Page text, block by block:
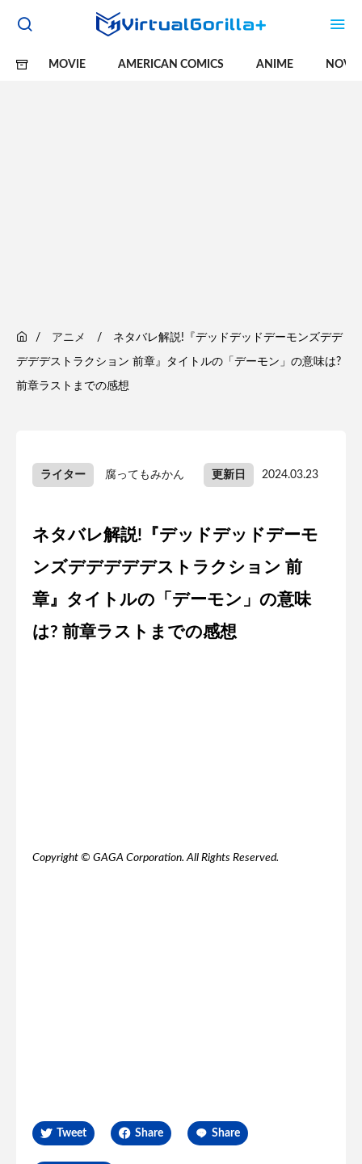
MOVIE AMERICAN COMICS ANIME
アニメ ネタバレ解説!『デッドデッドデーモンズデデ
デデデストラクション 前章』タイトルの「デーモン」の意味は?
前章ラストまでの感想
ライター 腐ってもみかん 更新日 2024.03.23
ネタバレ解説!『デッドデッドデーモ
ンズデデデデデストラクション 前
章』タイトルの「デーモン」の意味
は? 前章ラストまでの感想
Copyright © GAGA Corporation. All Rights Reserved.
Tweet Share Share